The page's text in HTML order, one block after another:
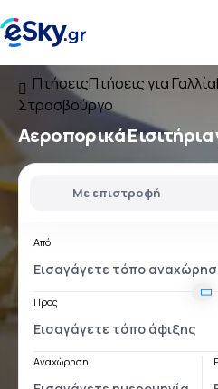
ΠτήσειςΠτήσεις για Γαλλία
Στρασβούργο
Αεροπορικά
Με επιστροφή
Από
Προς
Αναχώρηση